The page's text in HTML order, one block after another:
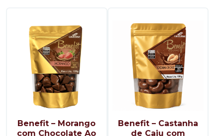
Benefit – Morango
com Chocolate Ao
Benefit – Castanha
de Caju com